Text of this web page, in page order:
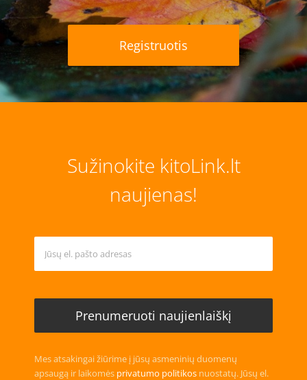
Registruotis
Sužinokite kitoLink.lt
naujienas!
Mes atsakingai žiūrime į jūsų asmeninių duomenų
apsaugą ir laikomės privatumo politikos nuostatų. Jūsų el.